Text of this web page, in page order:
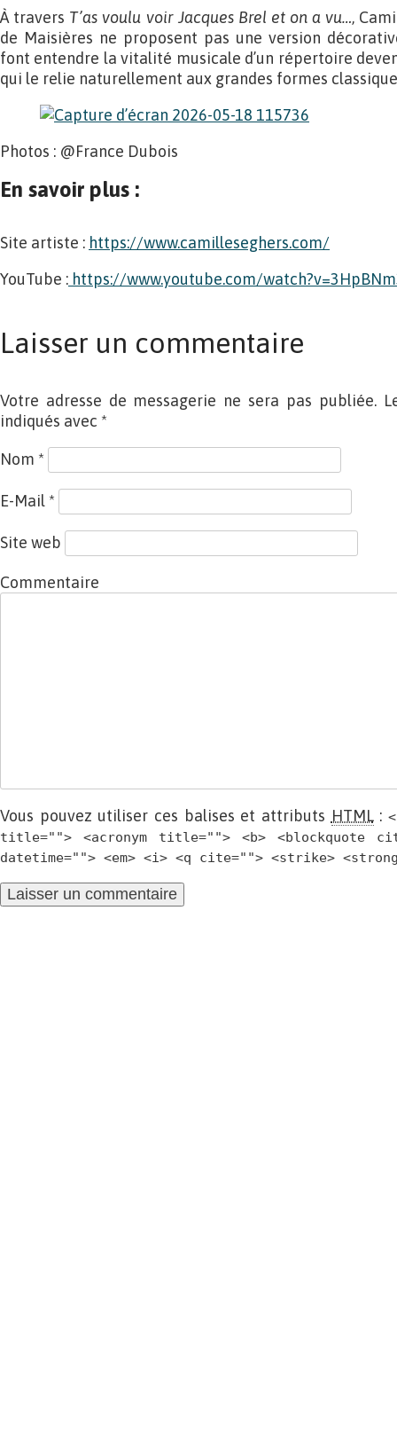
À travers T’as voulu voir Jacques Brel et on a vu…,
de Maisières ne proposent pas une version
font entendre la vitalité musicale d’un répertoire
qui le relie naturellement aux grandes formes
Photos : @France Dubois
En savoir plus :
Site artiste : https://www.camilleseghers.com/
YouTube : https://www.youtube.com/
Laisser un commentaire
Votre adresse de messagerie ne sera pas publiée.
indiqués avec *
Nom *
E-Mail *
Site web
Commentaire
Vous pouvez utiliser ces balises et attributs HTML:
title=""> <acronym title=""> <b> <blockquote
datetime=""> <em> <i> <q cite=""> <strike>